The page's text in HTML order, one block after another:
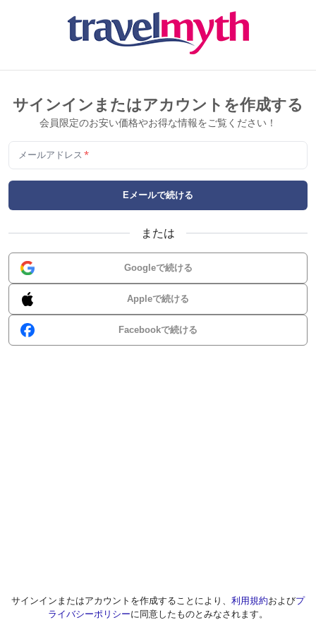
サインインまたはアカウントを作成する
会員限定のお安い価格やお得な情報をご覧ください！
メールアドレス *
Eメールで続ける
または
Googleで続ける
Appleで続ける
Facebookで続ける
サインインまたはアカウントを作成することにより、 利用規約およびプ
ライバシーポリシーに同意したものとみなされます。